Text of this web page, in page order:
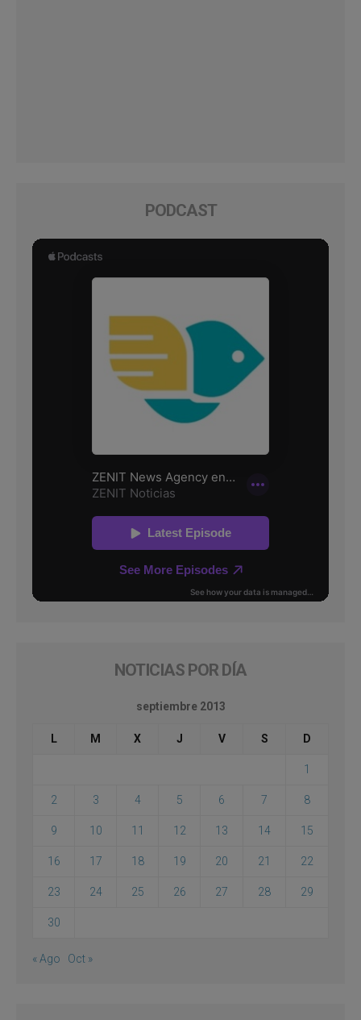
PODCAST
NOTICIAS POR DÍA
septiembre 2013
L M X J V S D
1
2 3 4 5 6 7 8
9 10 11 12 13 14 15
16 17 18 19 20 21 22
23 24 25 26 27 28 29
30
« Ago Oct »